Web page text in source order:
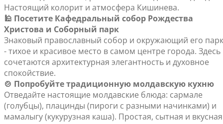
Настоящий колорит и атмосфера Кишинева.
🕌 Посетите Кафедральный собор Рождества
Христова и Соборный парк
Знаковый православный собор и окружающий его парк
- тихое и красивое место в самом центре города. Здесь
сочетаются архитектурная элегантность и духовное
спокойствие.
🍲 Попробуйте традиционную молдавскую кухню
Отведайте настоящие молдавские блюда: сармале
(голубцы), плацинды (пироги с разными начинками) и
мамалыгу (кукурузная каша). Простая, сытная и вкусная